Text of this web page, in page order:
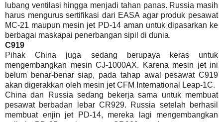
lubang ventilasi hingga menjadi tahan panas. Russia masih
harus mengurus sertifikasi dari EASA agar produk pesawat
MC-21 maupun mesin jet PD-14 aman untuk dipasarkan ke
berbagai maskapai penerbangan sipil di dunia.
C919
Pihak China juga sedang berupaya keras untuk
mengembangkan mesin CJ-1000AX. Karena mesin jet ini
belum benar-benar siap, pada tahap awal pesawat C919
akan digerakkan oleh mesin jet CFM International Leap-1C.
China dan Russia sedang bekerja sama untuk membuat
pesawat berbadan lebar CR929. Russia setelah berhasil
membuat enjin jet PD-14, mereka lagi mengembangkan